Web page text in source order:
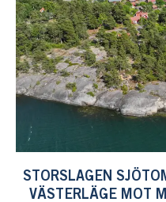
STORSLAGEN
VÄSTERLÄGE MOT